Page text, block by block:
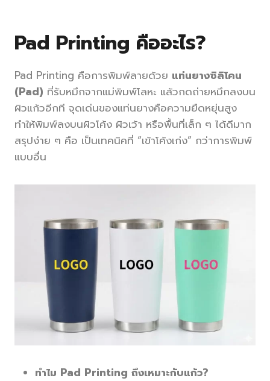
Pad Printing คืออะไร?
Pad Printing คือการพิมพ์ลายด้วย แท่นยางซิลิโคน
(Pad) ที่รับหมึกจากแม่พิมพ์โลหะ แล้วกดถ่ายหมึกลงบน
ผิวแก้วอีกที จุดเด่นของแท่นยางคือความยืดหยุ่นสูง
ทำให้พิมพ์ลงบนผิวโค้ง ผิวเว้า หรือพื้นที่เล็ก ๆ ได้ดีมาก
สรุปง่าย ๆ คือ เป็นเทคนิคที่ “เข้าโค้งเก่ง” กว่าการพิมพ์
แบบอื่น
ทำไม Pad Printing ถึงเหมาะกับแก้ว?